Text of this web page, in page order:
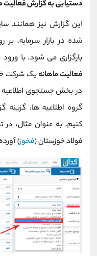
دستیابی به گزارش فعالیت
این گزارش نیز همانند
شده در بازار سرمایه،
بارگزاری می شود. با
فعالیت ماهانهیک شرکت
در بخش جستجوی
گروه اطلاعیه ها، گزینه
کنیم. به عنوان مثال، در
فولاد خوزستان (فخوز)